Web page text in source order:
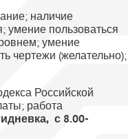
наличие
умение пользоваться
умение
чертежи (желательно);
Российской
работа
с 8.00-